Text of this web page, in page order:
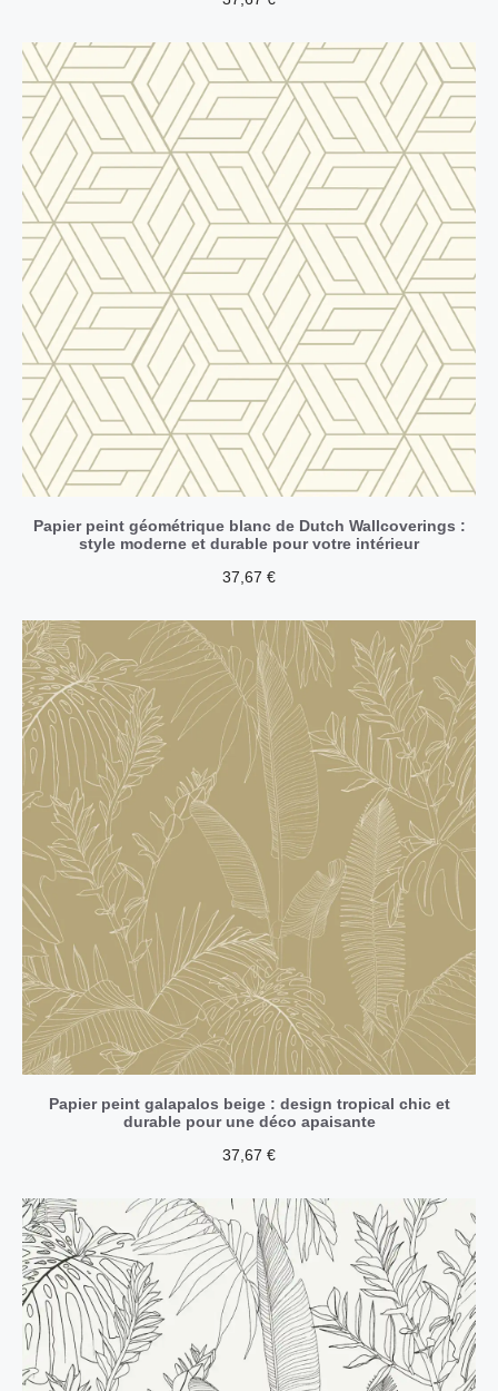
Papier peint géométrique blanc de Dutch Wallcoverings :
style moderne et durable pour votre intérieur
37,67 €
Papier peint galapalos beige : design tropical chic et
durable pour une déco apaisante
37,67 €